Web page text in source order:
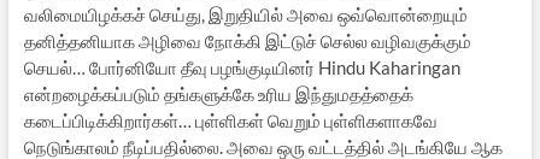
வலிமையிழக்கச் செய்து, இறுதியில் அவை ஒவ்வொன்றையும்
தனித்தனியாக அழிவை நோக்கி இட்டுச் செல்ல வழிவகுக்கும்
செயல்… போர்னியோ தீவு பழங்குடியினர் Hindu Kaharingan
என்றழைக்கப்படும் தங்களுக்கே உரிய இந்துமதத்தைக்
கடைப்பிடிக்கிறார்கள்… புள்ளிகள் வெறும் புள்ளிகளாகவே
நெடுங்காலம் நீடிப்பதில்லை. அவை ஒரு வட்டத்தில் அடங்கியே ஆக